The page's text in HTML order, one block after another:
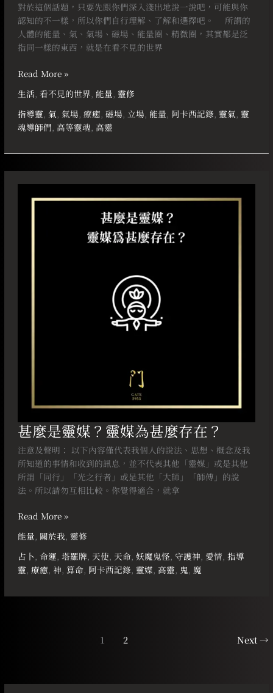
對於這個話題，只要先跟你們深入淺出地說一說吧，可能與你
認知的不一樣，所以你們自行理解、了解和選擇吧。 ⠀ 所謂的
人體的能量、氣、氣場、磁場、能量圈、精微圈，其實都是泛
指同一樣的東西，就是在看不見的世界
Read More »
生活,看不見的世界, 能量,靈修
指導靈, 氣, 氣場,療癒,磁場, 立場, 能量, 阿卡西記錄,靈氣,靈
魂導師們, 高等靈魂, 高靈
甚麼是靈媒？靈媒為甚麼存在？
注意及聲明： 以下內容僅代表我個人的說法、思想、概念及我
所知道的事情和收到的訊息，並不代表其他「靈媒」或是其他
所謂「同行」「光之行者」或是其他「大師」「師傅」的說
法。所以請勿互相比較。你覺得適合，就拿
Read More »
能量, 關於我,靈修
占卜,命運,塔羅牌, 天使, 天命,妖魔鬼怪,守護神, 愛情,指導
靈,療癒,神, 算命, 阿卡西記錄,靈媒, 高靈, 鬼, 魔
1 2 Next→